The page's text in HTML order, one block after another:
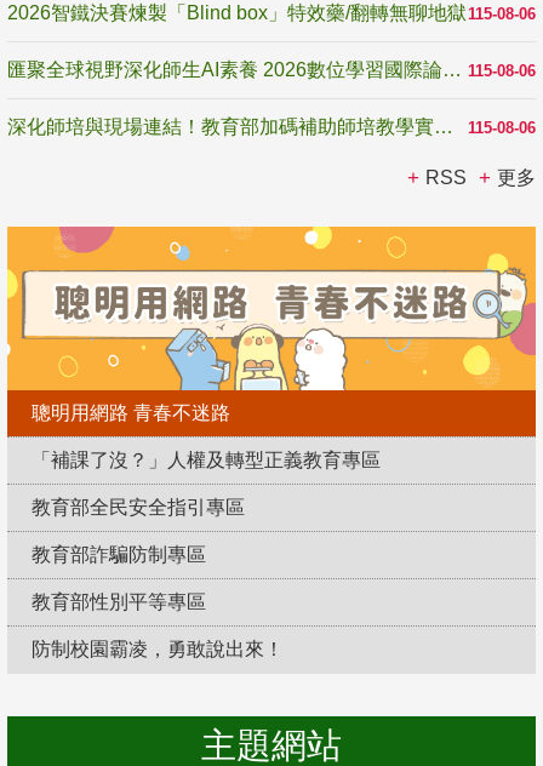
115-08-06
2026智鐵決賽煉製「Blind box」特效藥/翻轉無聊地獄
115-08-06
匯聚全球視野深化師生AI素養 2026數位學習國際論壇高雄登場
115-08-06
深化師培與現場連結！教育部加碼補助師培教學實踐研究 10月師培國際研討會交流教學實踐經驗
RSS 更多
聰明用網路 青春不迷路
「補課了沒？」人權及轉型正義教育專區
教育部全民安全指引專區
教育部詐騙防制專區
教育部性別平等專區
防制校園霸凌，勇敢說出來！
主題網站